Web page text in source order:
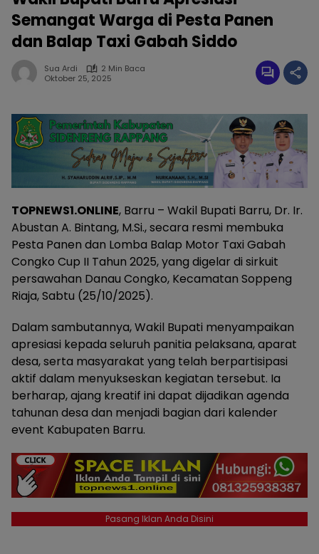
Semangat Warga di Pesta Panen
dan Balap Taxi Gabah Siddo
Sua Ardi
2 Min Baca
Oktober 25, 2025
TOPNEWS1.ONLINE, Barru – Wakil Bupati Barru, Dr. Ir.
Abustan A. Bintang, M.Si., secara resmi membuka
Pesta Panen dan Lomba Balap Motor Taxi Gabah
Congko Cup II Tahun 2025, yang digelar di sirkuit
persawahan Danau Congko, Kecamatan Soppeng
Riaja, Sabtu (25/10/2025).
Dalam sambutannya, Wakil Bupati menyampaikan
apresiasi kepada seluruh panitia pelaksana, aparat
desa, serta masyarakat yang telah berpartisipasi
aktif dalam menyukseskan kegiatan tersebut. Ia
berharap, ajang kreatif ini dapat dijadikan agenda
tahunan desa dan menjadi bagian dari kalender
event Kabupaten Barru.
Pasang Iklan Anda Disini